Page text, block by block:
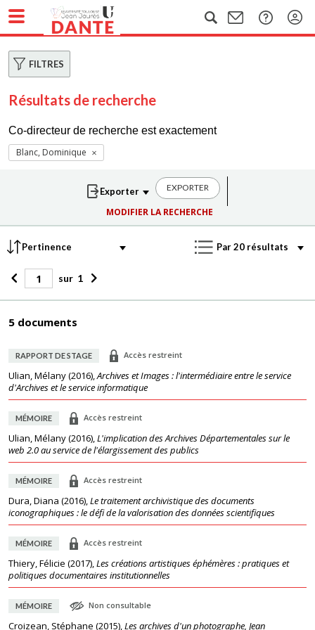
FILTRES
Résultats de recherche
Co-directeur de recherche est exactement
Blanc, Dominique
EXPORTER
MODIFIER LA RECHERCHE
sur 1
5 documents
RAPPORT DE STAGE Accès restreint
Ulian, Mélany(2016),Archives et Images : l'intermédiaire entre le service
d'Archives et le service informatique
MÉMOIRE Accès restreint
Ulian, Mélany(2016),L'implication des Archives Départementales sur le
web 2.0 au service de l'élargissement des publics
MÉMOIRE Accès restreint
Dura, Diana (2016),Le traitement archivistique des documents
iconographiques : le défi de la valorisation des données scientifiques
MÉMOIRE Accès restreint
Thiery, Félicie (2017),Les créations artistiques éphémères : pratiques et
politiques documentaires institutionnelles
MÉMOIRE Non consultable
Croizean, Stéphane (2015),Les archives d'un photographe, Jean